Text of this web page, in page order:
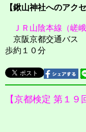
【鍬山神社へのアクセ
ＪＲ山陰本線（嵯
京阪京都交通バス
歩約１０分
【京都検定 第１９